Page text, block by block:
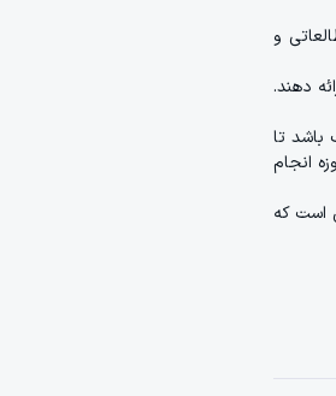
و
دهند.
باشد تا
انجام
است که